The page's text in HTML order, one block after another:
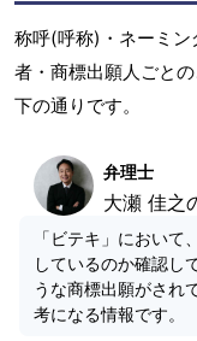
称呼(呼称)・ネーミ
者・商標出願人ごと
下の通りです。
弁理士
大瀬 佳之
「ビテキ」におい
しているのか確認し
うな商標出願がされ
考になる情報です。